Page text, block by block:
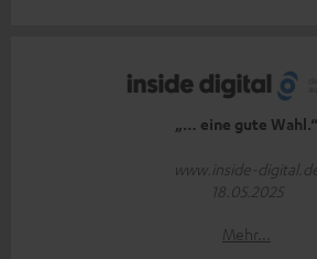
„… eine gute Wahl.“
www.inside-
18.05.2025
Mehr...